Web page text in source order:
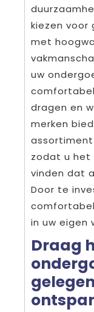
kiezen voor
met
uw
dragen en
merken
zodat u het
vinden dat
Door te
in uw eigen
Draag